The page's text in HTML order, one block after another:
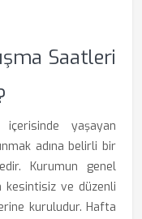
Saatleri
içerisinde yaşayan
adına belirli bir
Kurumun genel
kesintisiz ve düzenli
kuruludur. Hafta